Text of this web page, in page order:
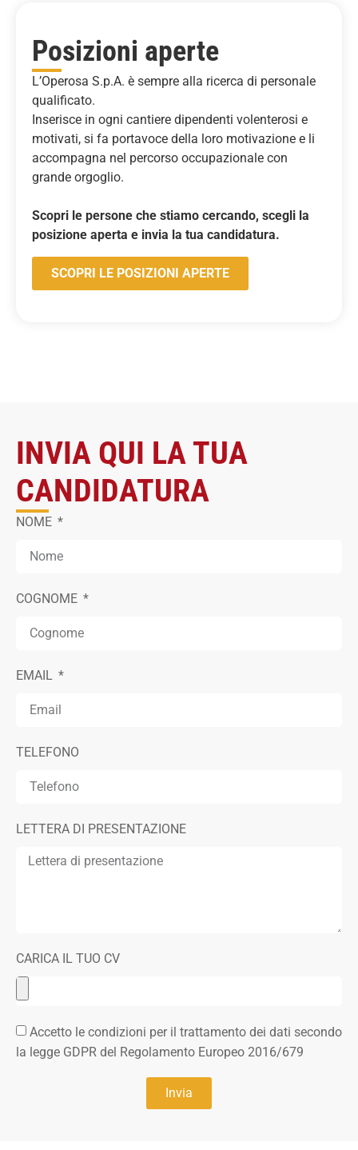
Posizioni aperte
L’Operosa S.p.A. è sempre alla ricerca di personale
qualificato.
Inserisce in ogni cantiere dipendenti volenterosi e
motivati, si fa portavoce della loro motivazione e li
accompagna nel percorso occupazionale con
grande orgoglio.
Scopri le persone che stiamo cercando, scegli la
posizione aperta e invia la tua candidatura.
SCOPRI LE POSIZIONI APERTE
INVIA QUI LA TUA
CANDIDATURA
NOME
COGNOME
EMAIL
TELEFONO
LETTERA DI PRESENTAZIONE
CARICA IL TUO CV
Accetto le condizioni per il trattamento dei dati secondo
la legge GDPR del Regolamento Europeo 2016/679
Invia